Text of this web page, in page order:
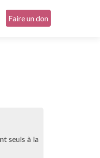
Faire un don
seuls à la